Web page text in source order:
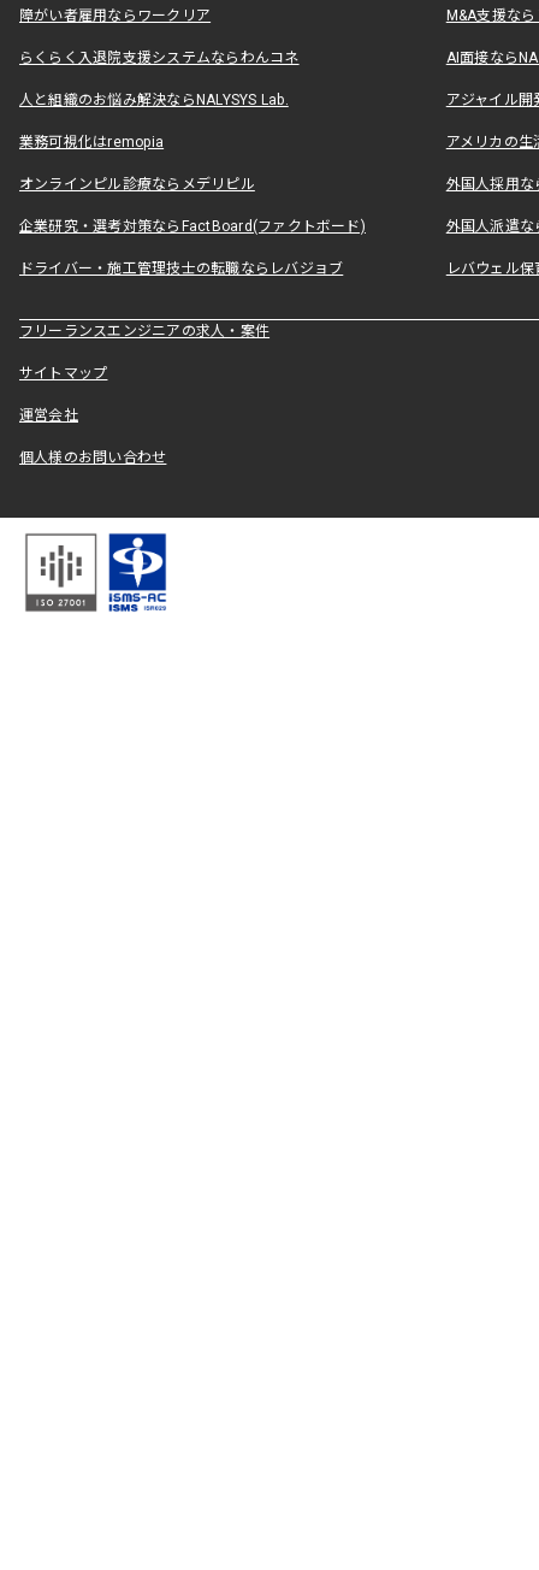
障がい者雇用ならワークリア M&A支援な
らくらく入退院支援システムならわんコネ AI面接なら
人と組織のお悩み解決ならNALYSYS Lab. アジャイル
業務可視化はremopia アメリカの
オンラインピル診療ならメデリピル 外国人採用
企業研究・選考対策ならFactBoard(ファクトボード) 外国人派遣な
ドライバー・施工管理技士の転職ならレバジョブ レバウェル
フリーランスエンジニアの求人・案件
サイトマップ
運営会社
個人様のお問い合わせ